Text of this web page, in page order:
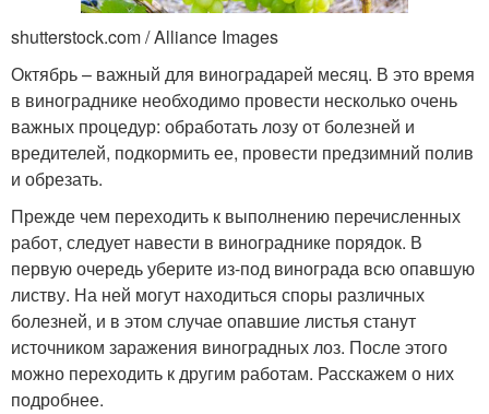
shutterstock.com / Alliance Images
Октябрь – важный для виноградарей месяц. В это время
в винограднике необходимо провести несколько очень
важных процедур: обработать лозу от болезней и
вредителей, подкормить ее, провести предзимний полив
и обрезать.
Прежде чем переходить к выполнению перечисленных
работ, следует навести в винограднике порядок. В
первую очередь уберите из-под винограда всю опавшую
листву. На ней могут находиться споры различных
болезней, и в этом случае опавшие листья станут
источником заражения виноградных лоз. После этого
можно переходить к другим работам. Расскажем о них
подробнее.